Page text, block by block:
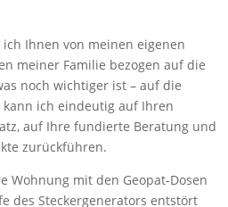
Ihnen von meinen eigenen
meiner Familie bezogen auf die
noch wichtiger ist – auf die
ich eindeutig auf Ihren
auf Ihre fundierte Beratung und
zurückführen.
Wohnung mit den Geopat-Dosen
des Steckergenerators entstört